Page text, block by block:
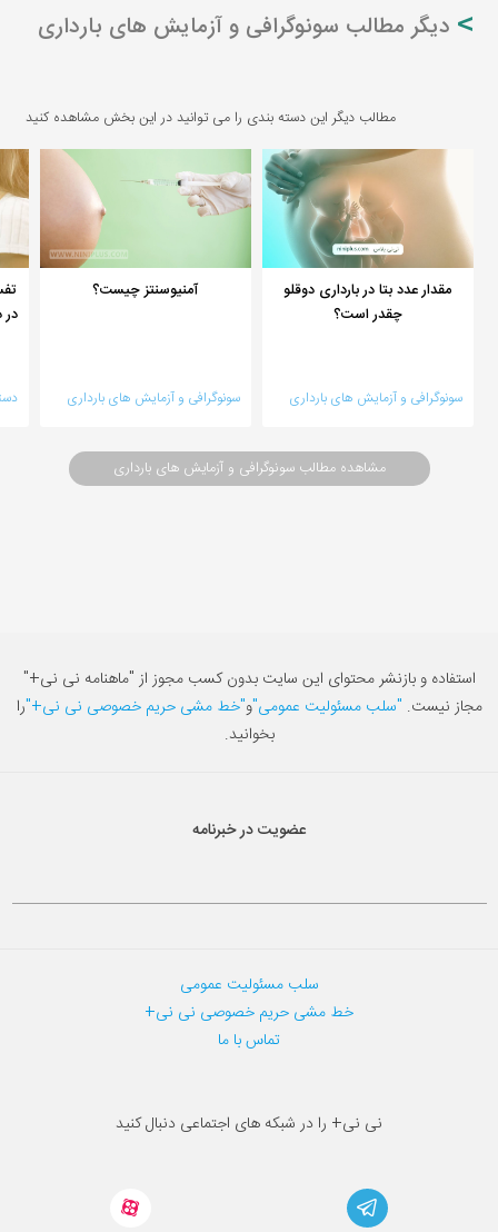
دیگر مطالب سونوگرافی و آزمایش های بارداری
مطالب دیگر این دسته بندی را می توانید در این بخش مشاهده کنید
مقدار عدد بتا در بارداری دوقلو
چقدر است؟
سونوگرافی و آزمایش های بارداری
آمنیوسنتز چیست؟
سونوگرافی و آزمایش های بارداری
در
مشاهده مطالب سونوگرافی و آزمایش های بارداری
استفاده و بازنشر محتوای این سایت بدون کسب مجوز از "ماهنامه نی نی+"
مجاز نیست. "سلب مسئولیت عمومی"و"خط مشی حریم خصوصی نی نی+"را
بخوانید.
عضویت در خبرنامه
سلب مسئولیت عمومی
خط مشی حریم خصوصی نی نی+
تماس با ما
نی نی+ را در شبکه های اجتماعی دنبال کنید